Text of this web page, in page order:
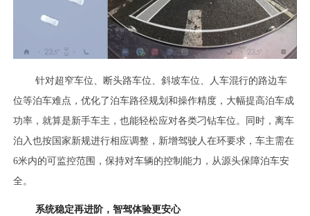
针对超窄车位、断头路车位、斜坡车位、人车混行的路边车
位等泊车难点，优化了泊车路径规划和操作精度，大幅提高泊车成
功率，就算是新手车主，也能轻松应对各类刁钻车位。同时，离车
泊入也按国家新规进行相应调整，新增驾驶人在环要求，车主需在
6米内的可监控范围，保持对车辆的控制能力，从源头保障泊车安
全。
系统稳定再进阶，智驾体验更安心